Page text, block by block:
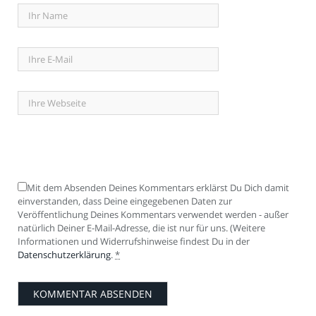
Mit dem Absenden Deines Kommentars erklärst Du Dich damit
einverstanden, dass Deine eingegebenen Daten zur
Veröffentlichung Deines Kommentars verwendet werden - außer
natürlich Deiner E-Mail-Adresse, die ist nur für uns. (Weitere
Informationen und Widerrufshinweise findest Du in der
Datenschutzerklärung.*